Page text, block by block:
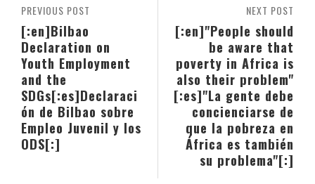
NEXT POST
[:en]"People should
be aware that
poverty in Africa is
also their problem"
[:es]"La gente debe
concienciarse de
que la pobreza en
África es también
su problema"[:]
PREVIOUS POST
[:en]Bilbao
Declaration on
Youth Employment
and the
SDGs[:es]Declaraci
ón de Bilbao sobre
Empleo Juvenil y los
ODS[:]